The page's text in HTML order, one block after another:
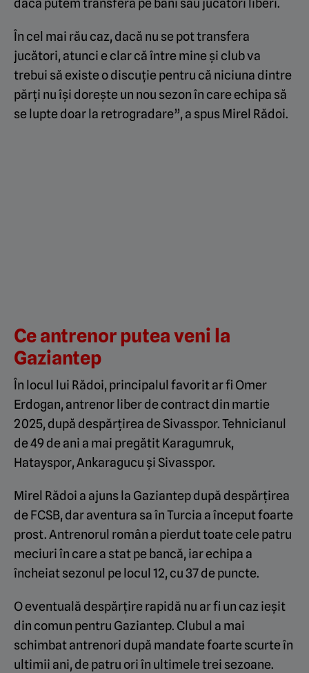
dacă putem transfera pe bani sau jucători liberi.
În cel mai rău caz, dacă nu se pot transfera
jucători, atunci e clar că între mine și club va
trebui să existe o discuție pentru că niciuna dintre
părți nu își dorește un nou sezon în care echipa să
se lupte doar la retrogradare”, a spus Mirel Rădoi.
Ce antrenor putea veni la
Gaziantep
În locul lui Rădoi, principalul favorit ar fi Omer
Erdogan, antrenor liber de contract din martie
2025, după despărțirea de Sivasspor. Tehnicianul
de 49 de ani a mai pregătit Karagumruk,
Hatayspor, Ankaragucu și Sivasspor.
Mirel Rădoi a ajuns la Gaziantep după despărțirea
de FCSB, dar aventura sa în Turcia a început foarte
prost. Antrenorul român a pierdut toate cele patru
meciuri în care a stat pe bancă, iar echipa a
încheiat sezonul pe locul 12, cu 37 de puncte.
O eventuală despărțire rapidă nu ar fi un caz ieșit
din comun pentru Gaziantep. Clubul a mai
schimbat antrenori după mandate foarte scurte în
ultimii ani, de patru ori în ultimele trei sezoane.